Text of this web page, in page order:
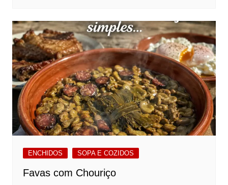
ENCHIDOS SOPA E COZIDOS
Favas com Chouriço